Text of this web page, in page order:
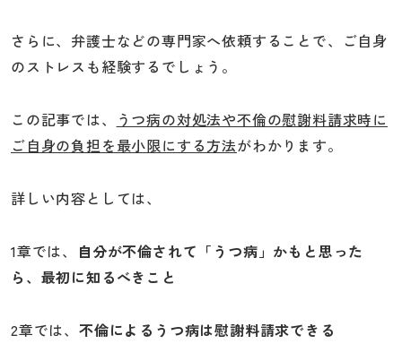
さらに、弁護士などの専門家へ依頼することで、ご自身
のストレスも経験するでしょう。
この記事では、
うつ病の対処法や不倫の慰謝料請求時に
ご自身の負担を最小限にする方法がわかります。
詳しい内容としては、
1章では、
自分が不倫されて「うつ病」かもと思った
ら、最初に知るべきこと
2章では、 不倫によるうつ病は慰謝料請求できる